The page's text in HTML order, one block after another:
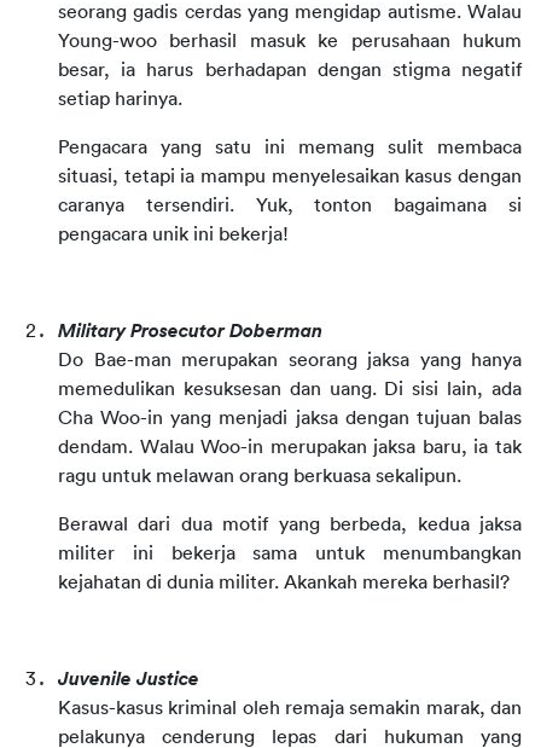
seorang gadis cerdas yang mengidap autisme. Walau
Young-woo berhasil masuk ke perusahaan hukum
besar, ia harus berhadapan dengan stigma negatif
setiap harinya.
Pengacara yang satu ini memang sulit membaca
situasi, tetapi ia mampu menyelesaikan kasus dengan
caranya tersendiri. Yuk, tonton bagaimana si
pengacara unik ini bekerja!
Military Prosecutor Doberman
Do Bae-man merupakan seorang jaksa yang hanya
memedulikan kesuksesan dan uang. Di sisi lain, ada
Cha Woo-in yang menjadi jaksa dengan tujuan balas
dendam. Walau Woo-in merupakan jaksa baru, ia tak
ragu untuk melawan orang berkuasa sekalipun.
Berawal dari dua motif yang berbeda, kedua jaksa
militer ini bekerja sama untuk menumbangkan
kejahatan di dunia militer. Akankah mereka berhasil?
Juvenile Justice
Kasus-kasus kriminal oleh remaja semakin marak, dan
pelakunya cenderung lepas dari hukuman yang